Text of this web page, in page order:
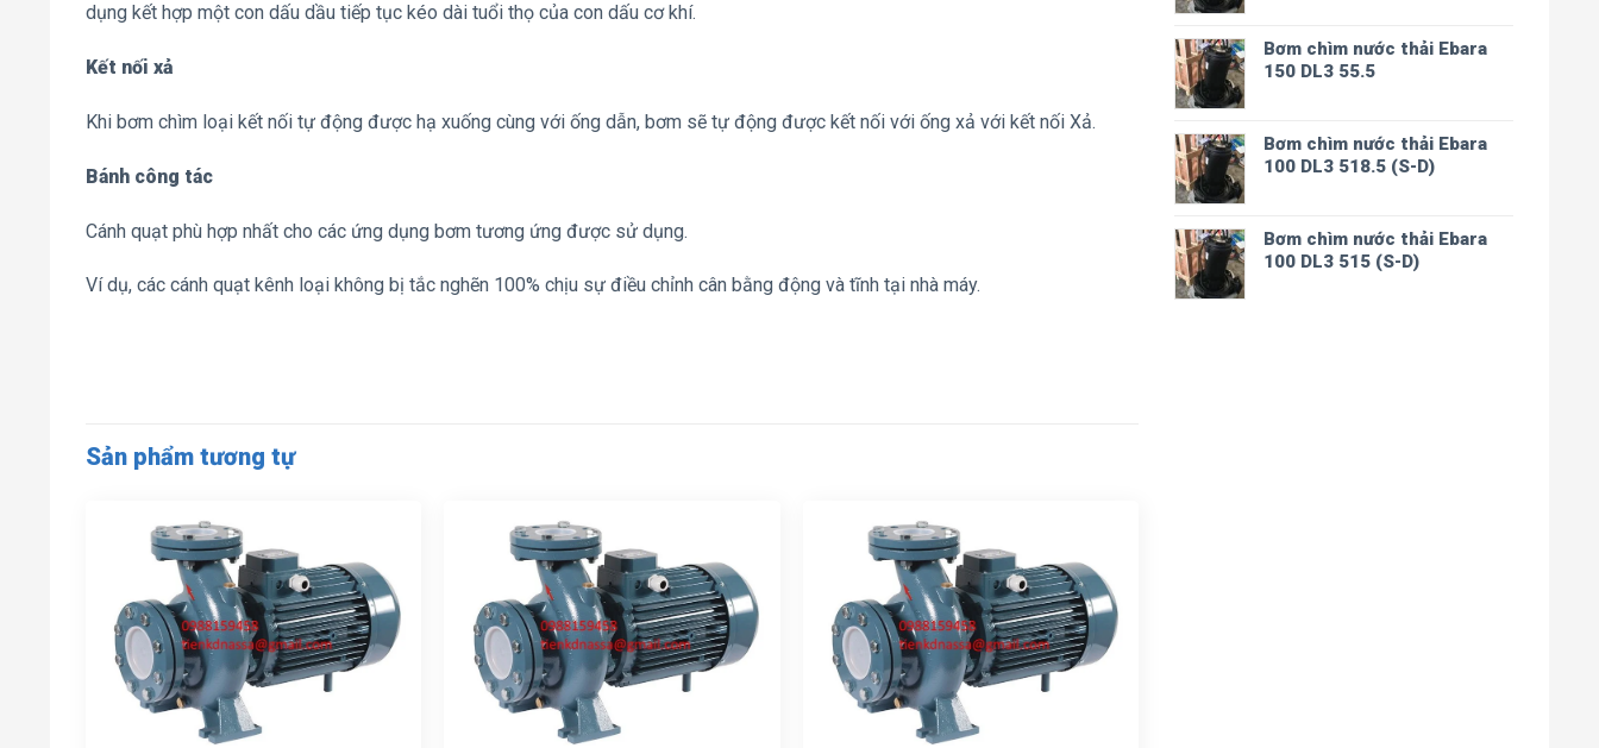
Bơm chìm nước thải Ebara
150 DL3 55.5
Bơm chìm nước thải Ebara
100 DL3 518.5 (S-D)
Bơm chìm nước thải Ebara
100 DL3 515 (S-D)
dụng kết hợp một con dấu dầu tiếp tục kéo dài tuổi thọ của con dấu cơ khí.
Kết nối xả
Khi bơm chìm loại kết nối tự động được hạ xuống cùng với ống dẫn, bơm sẽ tự động được kết nối với ống xả với kết nối Xả.
Bánh công tác
Cánh quạt phù hợp nhất cho các ứng dụng bơm tương ứng được sử dụng.
Ví dụ, các cánh quạt kênh loại không bị tắc nghẽn 100% chịu sự điều chỉnh cân bằng động và tĩnh tại nhà máy.
Sản phẩm tương tự